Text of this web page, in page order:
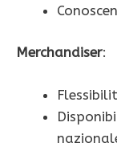
Merchandiser: